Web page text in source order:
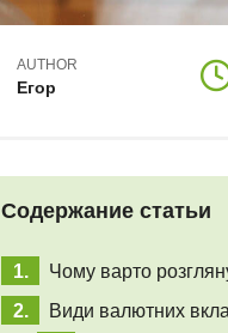
AUTHOR
Егор
Содержание статьи
Чому варто
Види валютних